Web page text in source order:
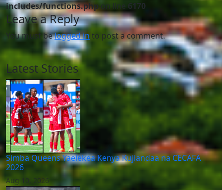
includes/functions.phpon line 6170
Leave a Reply
You must belogged in to post a comment.
Latest Stories
Simba Queens Yaelekea Kenya Kujiandaa na CECAFA
2026
Aug 10, 2026